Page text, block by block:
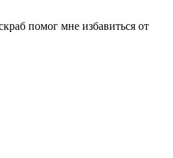
помог мне избавиться от